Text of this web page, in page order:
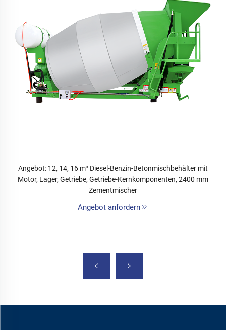
Angebot: 12, 14, 16 m³ Diesel-Benzin-Betonmischbehälter mit
Motor, Lager, Getriebe, Getriebe-Kernkomponenten, 2400 mm
Zementmischer
Angebot anfordern